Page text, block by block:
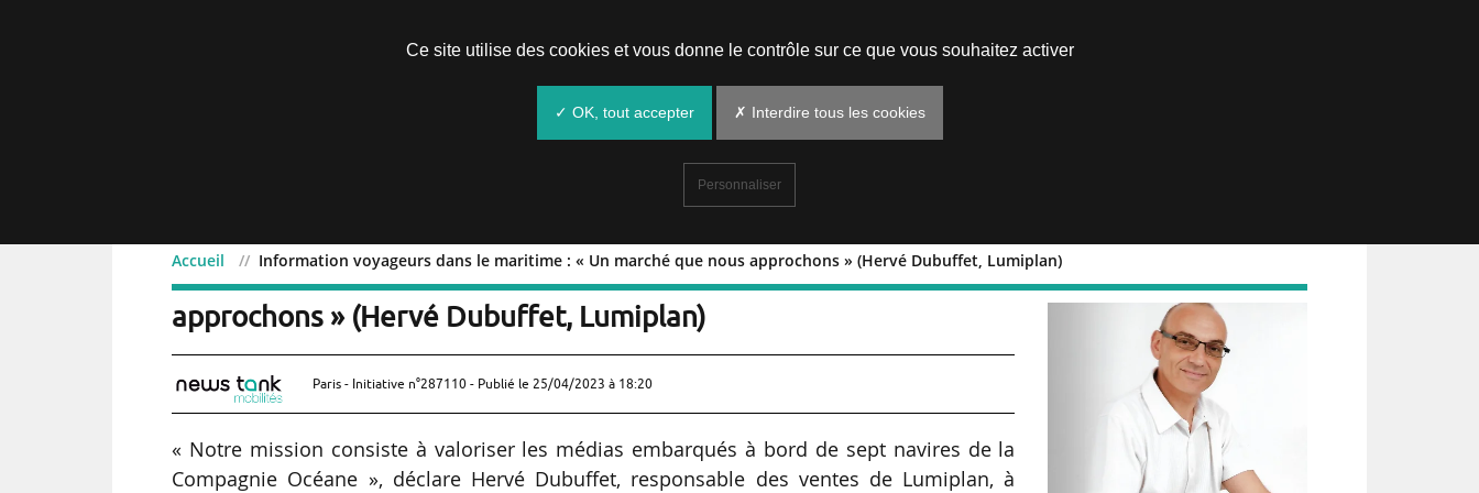
Accueil Information voyageurs dans le maritime : « Un marché que nous approchons » (Hervé Dubuffet, Lumiplan)
Information voyageurs dans le maritime : « Un marché que nous
approchons » (Hervé Dubuffet, Lumiplan)
Paris - Initiative n°287110 - Publié le 25/04/2023 à 18:20
« Notre mission consiste à valoriser les médias embarqués à bord de sept navires de la
Compagnie Océane », déclare Hervé Dubuffet, responsable des ventes de Lumiplan, à
Ce site utilise des cookies et vous donne le contrôle sur ce que vous souhaitez activer
✓ OK, tout accepter ✗ Interdire tous les cookies
Personnaliser